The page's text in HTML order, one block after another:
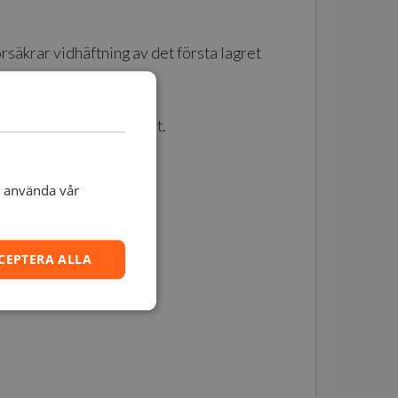
vidhäftning av det första lagret
utskriften.
kan vara svårhanterat.
svalnat
vår
ALLA